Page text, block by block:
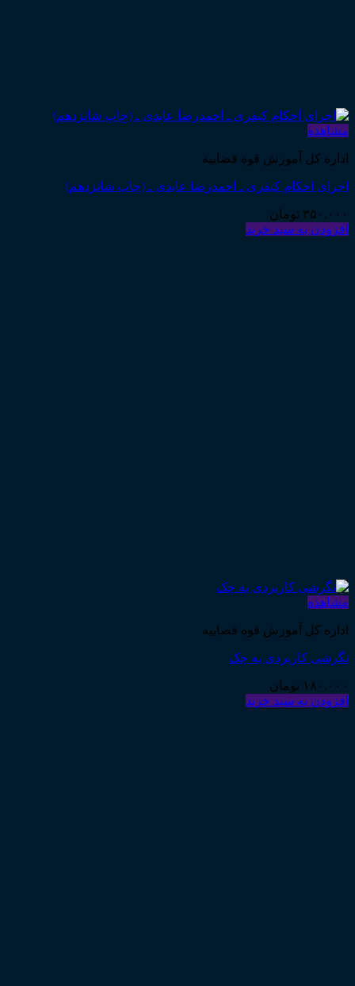
مشاهده
اداره کل آموزش قوه قضاییه
اجرای احکام کیفری ـ احمدرضا عابدی ـ (چاپ شانزدهم)
۳۵۰,۰۰۰ تومان
افزودن به سبد خرید
مشاهده
اداره کل آموزش قوه قضاییه
نگرشی کاربردی به چک
۱۸۰,۰۰۰ تومان
افزودن به سبد خرید